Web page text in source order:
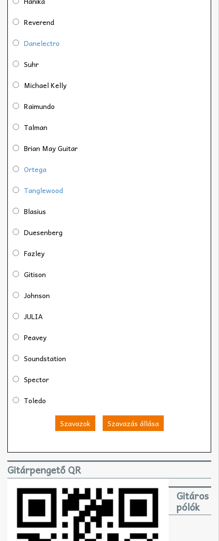
Reverend
Danelectro
Suhr
Michael Kelly
Raimundo
Talman
Brian May Guitar
Ortega
Tanglewood
Blasius
Duesenberg
Fazley
Gitison
Johnson
JULIA
Peavey
Soundstation
Spector
Toledo
Szavazok Szavazás állása
Gitárpengető QR
Gitáros
pólók